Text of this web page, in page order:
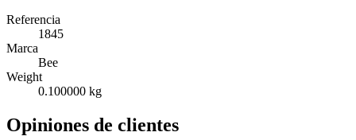
Referencia
1845
Marca
Bee
Weight
0.100000 kg
Opiniones de clientes